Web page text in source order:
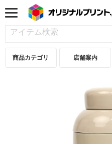
商品カテゴリ 店舗案内